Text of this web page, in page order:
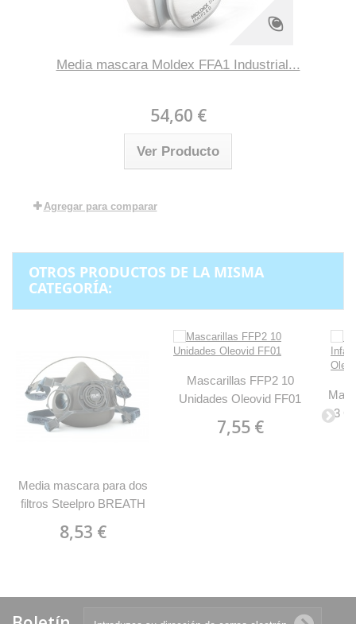
Media mascara Moldex FFA1 Industrial...
54,60 €
Ver Producto
Agregar para comparar
OTROS PRODUCTOS DE LA MISMA
CATEGORÍA:
Media mascara para dos
filtros Steelpro BREATH
8,53 €
Mascarillas FFP2 10
Unidades Oleovid FF01
7,55 €
3